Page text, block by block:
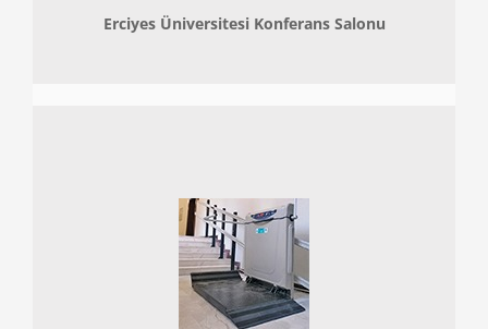
Erciyes Üniversitesi Konferans Salonu